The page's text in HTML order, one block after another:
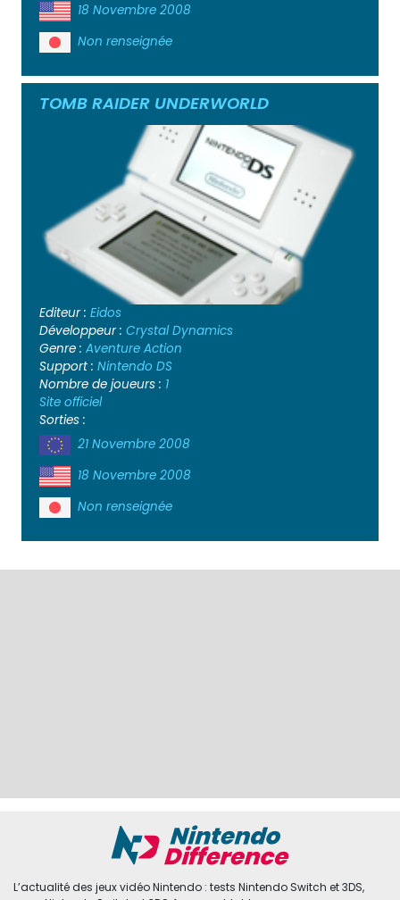
18 Novembre 2008
Non renseignée
TOMB RAIDER UNDERWORLD
Editeur : Eidos
Développeur : Crystal Dynamics
Genre : Aventure Action
Support : Nintendo DS
Nombre de joueurs : 1
Site officiel
Sorties :
21 Novembre 2008
18 Novembre 2008
Non renseignée
L’actualité des jeux vidéo Nintendo : tests Nintendo Switch et 3DS,